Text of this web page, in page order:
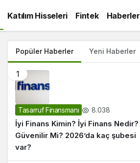
Katılım Hisseleri Fintek Haberler
Popüler Haberler Yeni Haberler
1
Tasarruf Finansmanı 8.038
İyi Finans Kimin? İyi Finans Nedir?
Güvenilir Mi? 2026’da kaç şubesi
var?